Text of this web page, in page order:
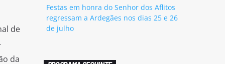
de
da
Festas em honra do Senhor dos Aflitos
regressam a Ardegães nos dias 25 e 26
de julho